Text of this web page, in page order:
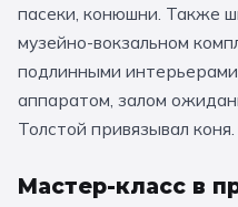
Все классы
Дошкольники
Начальные классы
пасеки, конюшни. Также
музейно-вокзальном
подлинными
аппаратом, залом
Толстой привязывал коня.
Мастер-класс в